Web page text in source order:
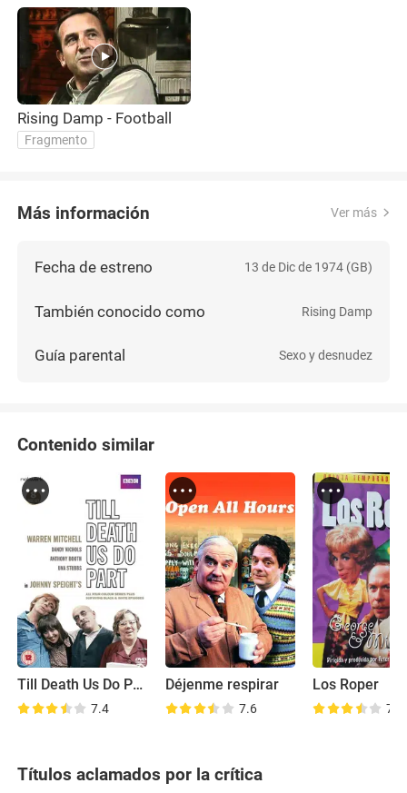
Rising Damp - Football
Fragmento
Más información Ver más
Fecha de estreno 13 de Dic de 1974 (GB)
También conocido como Rising Damp
Guía parental Sexo y desnudez
Contenido similar
Till Death Us Do Part
7.4
Déjenme respirar
7.6
Los Roper
7.2
Títulos aclamados por la crítica